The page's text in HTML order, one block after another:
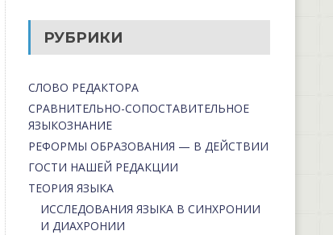
РУБРИКИ
СЛОВО РЕДАКТОРА
СРАВНИТЕЛЬНО-СОПОСТАВИТЕЛЬНОЕ
ЯЗЫКОЗНАНИЕ
РЕФОРМЫ ОБРАЗОВАНИЯ — В ДЕЙСТВИИ
ГОСТИ НАШЕЙ РЕДАКЦИИ
ТЕОРИЯ ЯЗЫКА
ИССЛЕДОВАНИЯ ЯЗЫКА В СИНХРОНИИ
И ДИАХРОНИИ